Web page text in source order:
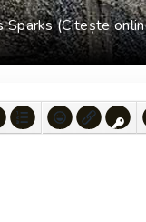
Sparks (Citește